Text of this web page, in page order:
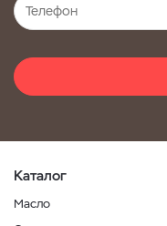
Каталог
Масло